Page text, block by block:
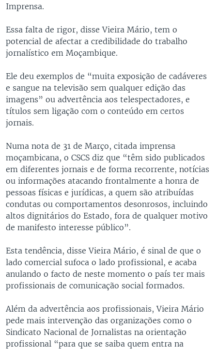
Imprensa.
Essa falta de rigor, disse Vieira Mário, tem o
potencial de afectar a credibilidade do trabalho
jornalístico em Moçambique.
Ele deu exemplos de “muita exposição de cadáveres
e sangue na televisão sem qualquer edição das
imagens” ou advertência aos telespectadores, e
títulos sem ligação com o conteúdo em certos
jornais.
Numa nota de 31 de Março, citada imprensa
moçambicana, o CSCS diz que “têm sido publicados
em diferentes jornais e de forma recorrente, notícias
ou informações atacando frontalmente a honra de
pessoas físicas e jurídicas, a quem são atribuídas
condutas ou comportamentos desonrosos, incluindo
altos dignitários do Estado, fora de qualquer motivo
de manifesto interesse público”.
Esta tendência, disse Vieira Mário, é sinal de que o
lado comercial sufoca o lado profissional, e acaba
anulando o facto de neste momento o país ter mais
profissionais de comunicação social formados.
Além da advertência aos profissionais, Vieira Mário
pede mais intervenção das organizações como o
Sindicato Nacional de Jornalistas na orientação
profissional “para que se saiba quem entra na